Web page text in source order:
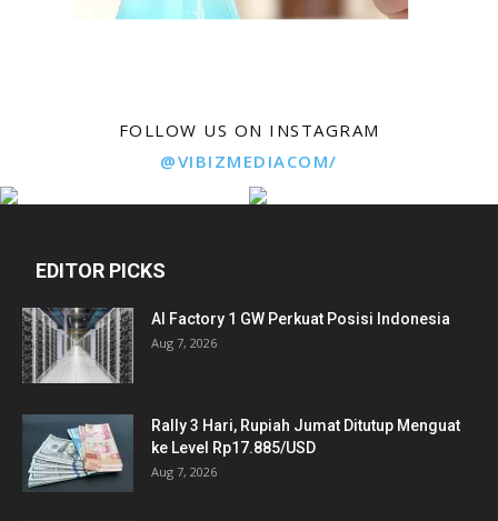
FOLLOW US ON INSTAGRAM
@VIBIZMEDIACOM/
EDITOR PICKS
AI Factory 1 GW Perkuat Posisi Indonesia
Aug 7, 2026
Rally 3 Hari, Rupiah Jumat Ditutup Menguat
ke Level Rp17.885/USD
Aug 7, 2026